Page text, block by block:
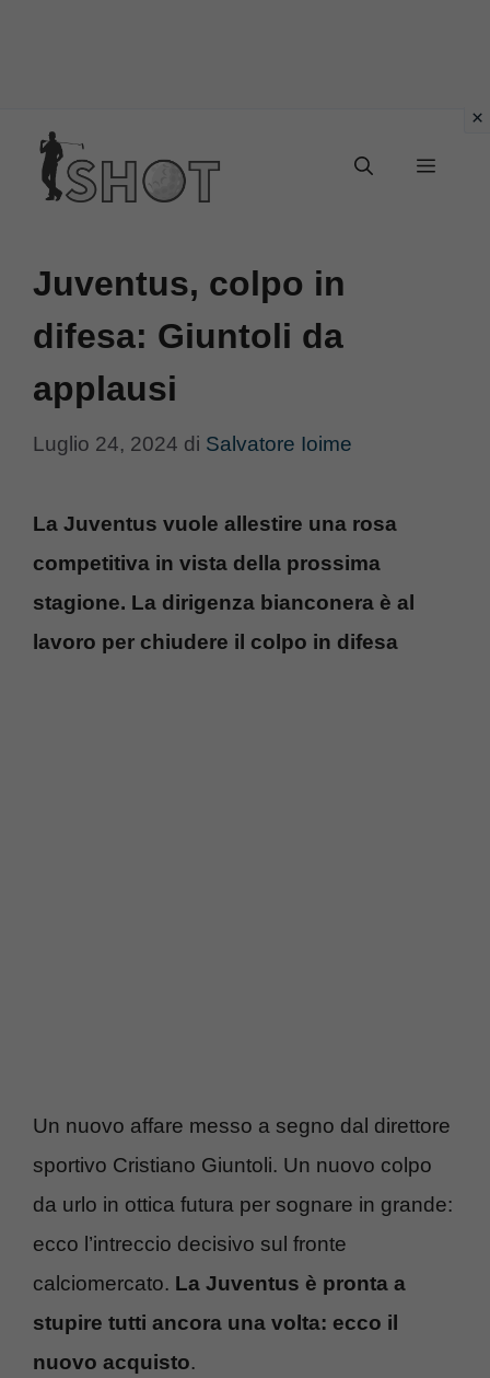
contenuto
Menu
Juventus, colpo in
difesa: Giuntoli da
applausi
Luglio 24, 2024 di Salvatore Ioime
La Juventus vuole allestire una rosa
competitiva in vista della prossima
stagione. La dirigenza bianconera è al
lavoro per chiudere il colpo in difesa
Un nuovo affare messo a segno dal direttore
sportivo Cristiano Giuntoli. Un nuovo colpo
da urlo in ottica futura per sognare in grande:
ecco l’intreccio decisivo sul fronte
calciomercato. La Juventus è pronta a
stupire tutti ancora una volta: ecco il
nuovo acquisto.